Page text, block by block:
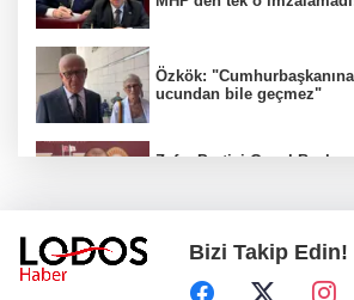
Özkök:
ucundan bile geçmez"
Zafer Partisi Genel
Müsavat Dervişoğlu
Kaldırıyorum" Mitingi
Bizi Takip Edin!